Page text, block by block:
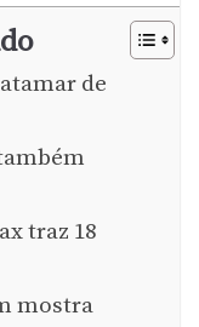
de
traz 18
mostra